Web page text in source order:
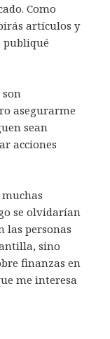
Como
artículos y
publiqué
son
asegurarme
sean
acciones
se olvidarían
las personas
sino
finanzas en
me interesa